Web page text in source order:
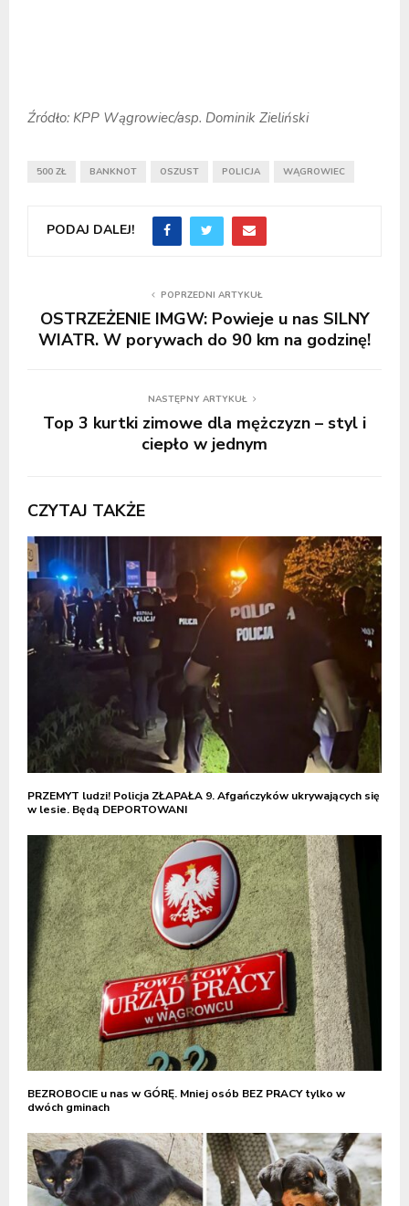
Źródło: KPP Wągrowiec/asp. Dominik Zieliński
500 ZŁ BANKNOT OSZUST POLICJA WĄGROWIEC
PODAJ DALEJ!
POPRZEDNI ARTYKUŁ
OSTRZEŻENIE IMGW: Powieje u nas SILNY
WIATR. W porywach do 90 km na godzinę!
NASTĘPNY ARTYKUŁ
Top 3 kurtki zimowe dla mężczyzn – styl i
ciepło w jednym
CZYTAJ TAKŻE
PRZEMYT ludzi! Policja ZŁAPAŁA 9. Afgańczyków ukrywających się
w lesie. Będą DEPORTOWANI
BEZROBOCIE u nas w GÓRĘ. Mniej osób BEZ PRACY tylko w
dwóch gminach